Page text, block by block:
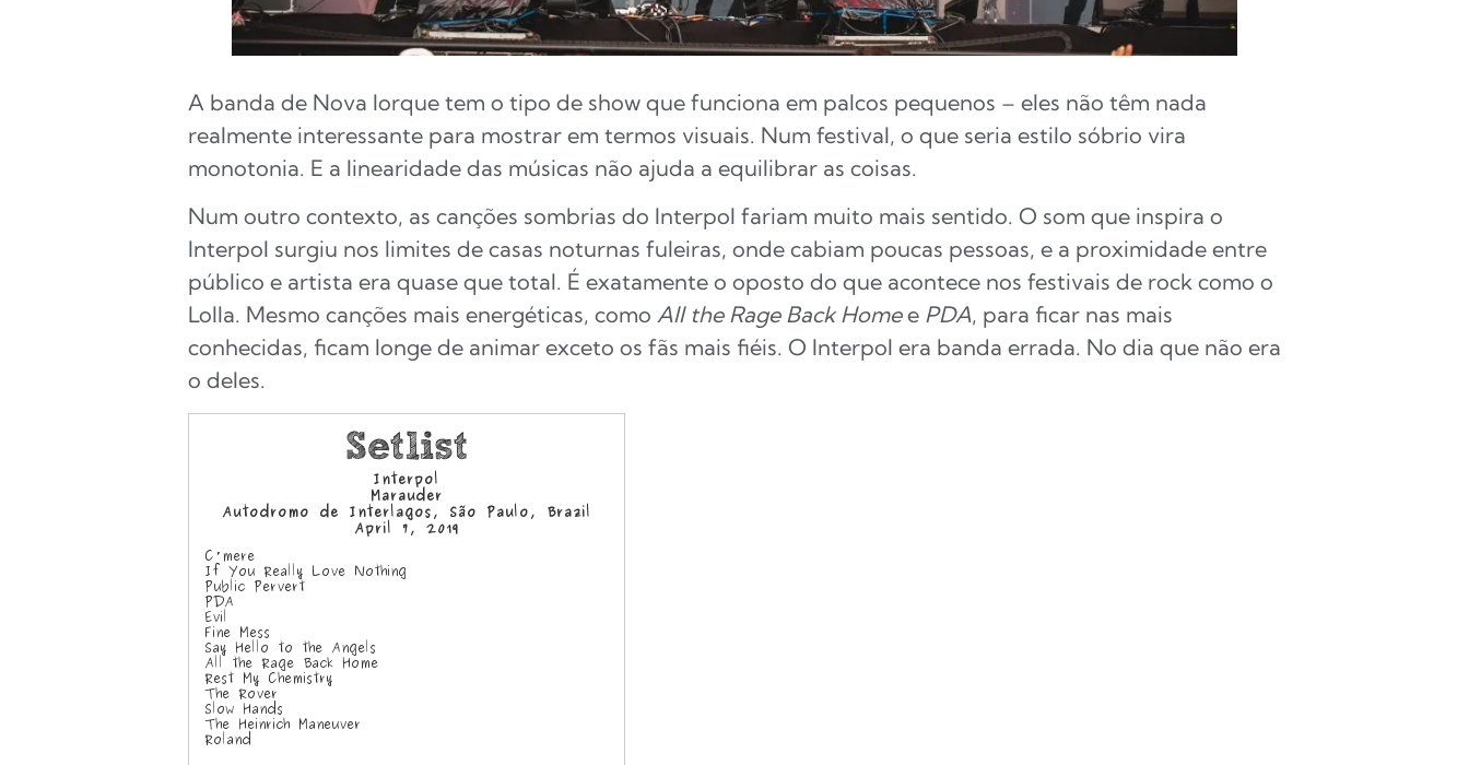
A banda de Nova Iorque tem o tipo de show que funciona em palcos pequenos – eles não têm nada
realmente interessante para mostrar em termos visuais. Num festival, o que seria estilo sóbrio vira
monotonia. E a linearidade das músicas não ajuda a equilibrar as coisas.
Num outro contexto, as canções sombrias do Interpol fariam muito mais sentido. O som que inspira o
Interpol surgiu nos limites de casas noturnas fuleiras, onde cabiam poucas pessoas, e a proximidade entre
público e artista era quase que total. É exatamente o oposto do que acontece nos festivais de rock como o
Lolla. Mesmo canções mais energéticas, como All the Rage Back Homee PDA, para ficar nas mais
conhecidas, ficam longe de animar exceto os fãs mais fiéis. O Interpol era banda errada. No dia que não era
o deles.